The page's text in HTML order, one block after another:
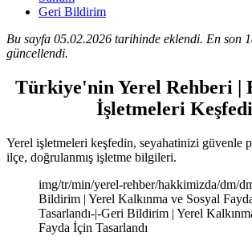
Geri Bildirim
Bu sayfa 05.02.2026 tarihinde eklendi. En son
güncellendi.
Türkiye'nin Yerel Rehberi |
İşletmeleri
Yerel işletmeleri keşfedin, seyahatinizi güvenle
ilçe, doğrulanmış işletme bilgileri.
img/tr/min/yerel-rehber/hakkimizda/dm/
Bildirim | Yerel Kalkınma ve Sosyal
Tasarlandı-|-Geri Bildirim | Yerel
Fayda İçin Tasarlandı